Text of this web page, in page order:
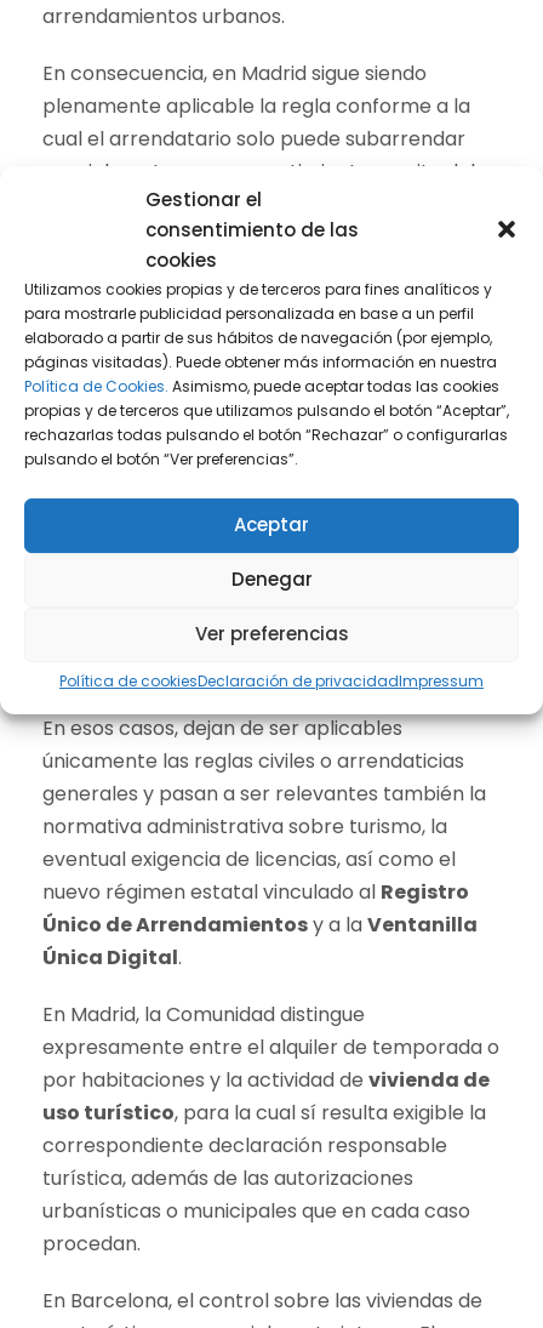
Gestionar el
consentimiento de las
cookies
Utilizamos cookies propias y de terceros para fines analíticos y
para mostrarle publicidad personalizada en base a un perfil
elaborado a partir de sus hábitos de navegación (por ejemplo,
páginas visitadas). Puede obtener más información en nuestra
Política de Cookies. Asimismo, puede aceptar todas las cookies
propias y de terceros que utilizamos pulsando el botón “Aceptar”,
rechazarlas todas pulsando el botón “Rechazar” o configurarlas
pulsando el botón “Ver preferencias”.
Aceptar
Denegar
Ver preferencias
Política de cookiesDeclaración de privacidadImpressum
arrendamientos urbanos.
En consecuencia, en Madrid sigue siendo
plenamente aplicable la regla conforme a la
cual el arrendatario solo puede subarrendar
parcialmente con consentimiento escrito del
arrendador. Cuando es el propietario quien
alquila habitaciones, habrá que atender al
contenido del contrato, al uso real del inmueble
y a la posible concurrencia de normativa
sectorial si la actividad se aproxima al
alojamiento turístico.
Cuando entra en juego el uso turístico
El análisis cambia de manera sustancial cuando
la cesión de habitaciones o de parte de la
vivienda se destina auso turístico
comercializados a través de plataformas
digitales.
En esos casos, dejan de ser aplicables
únicamente las reglas civiles o arrendaticias
generales y pasan a ser relevantes también la
normativa administrativa sobre turismo, la
eventual exigencia de licencias, así como el
nuevo régimen estatal vinculado al Registro
Único de Arrendamientosy a laVentanilla
Única Digital.
En Madrid, la Comunidad distingue
expresamente entre el alquiler de temporada o
por habitaciones y la actividad de vivienda de
uso turístico, para la cual sí resulta exigible la
correspondiente declaración responsable
turística, además de las autorizaciones
urbanísticas o municipales que en cada caso
procedan.
En Barcelona, el control sobre las viviendas de